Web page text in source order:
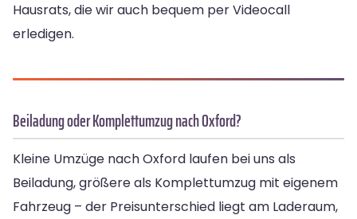
Hausrats, die wir auch bequem per Videocall
erledigen.
Beiladung oder Komplettumzug nach Oxford?
Kleine Umzüge nach Oxford laufen bei uns als
Beiladung, größere als Komplettumzug mit eigenem
Fahrzeug – der Preisunterschied liegt am Laderaum,